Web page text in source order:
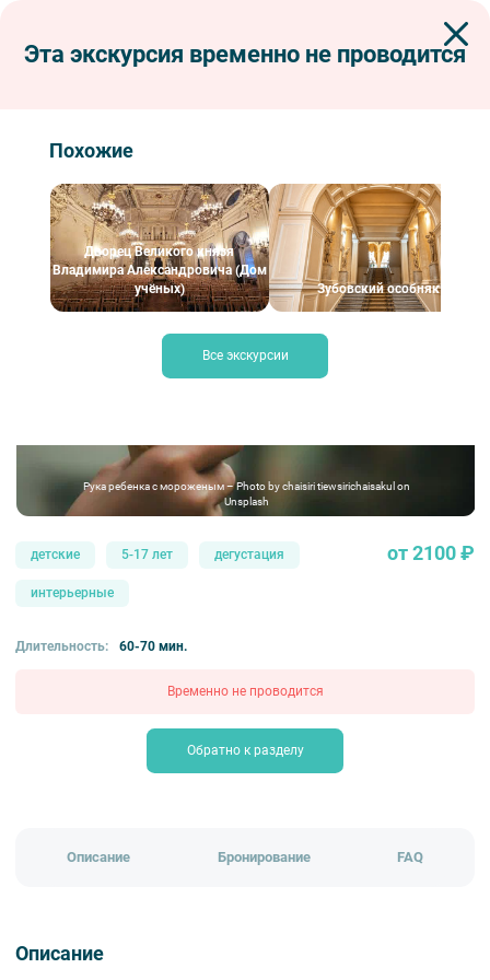
Экскурсия на фабрику мороженого
«Alpinetti» с безлимитной дегустацией
Рука ребенка с мороженым – Photo by chaisiri tiewsirichaisakul on
Unsplash
детские 5-17 лет дегустация
интерьерные
от 2100 ₽
Длительность: 60-70 мин.
Временно не проводится
Обратно к разделу
Эта экскурсия временно не проводится
Похожие
Дворец Великого князя
Владимира Александровича (Дом
учёных)
Зубовский особняк
Все экскурсии
Описание Бронирование FAQ
Описание